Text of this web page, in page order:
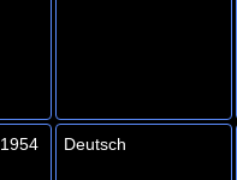
1954 Deutsch